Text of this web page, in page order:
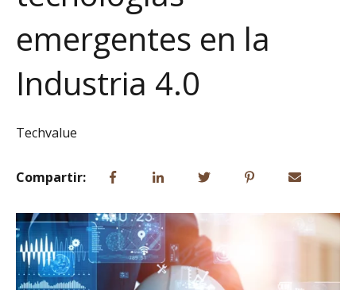
emergentes en la
Industria 4.0
Techvalue
Compartir: